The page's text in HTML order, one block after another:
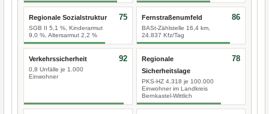
Regionale Sozialstruktur
SGB II 5,1 %, Kinderarmut
9,0 %, Altersarmut 2,2 %
75 Fernstraßenumfeld
BASt-Zählstelle 16,4 km,
24.837 Kfz/Tag
86
Verkehrssicherheit
0,8 Unfälle je 1.000
Einwohner
92
Regionale
Sicherheitslage
PKS-HZ 4.318 je 100.000
Einwohner im Landkreis
Bernkastel-Wittlich
78